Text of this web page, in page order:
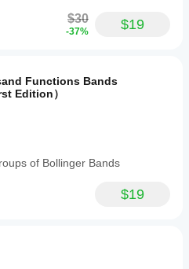
$30
-37% $19
Functions Bands
Edition）
of Bollinger Bands
$19